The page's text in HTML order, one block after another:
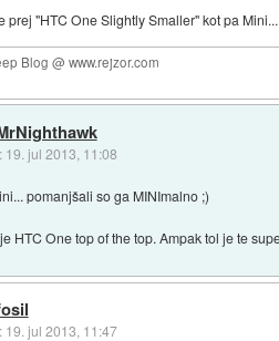
prej "HTC One Slightly Smaller" kot pa Mini...
Blog @ www.rejzor.com
19. jul 2013, 11:08
pomanjšali so ga MINImalno ;)
HTC One top of the top. Ampak tol je te
19. jul 2013, 11:47